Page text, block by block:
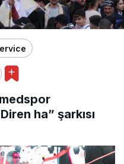
ha” şarkısı